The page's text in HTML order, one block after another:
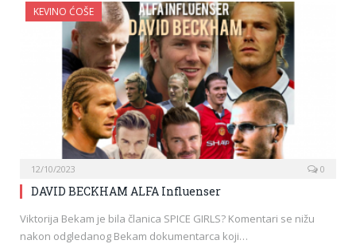
KEVINO ĆOŠE
12/10/2023 0
DAVID BECKHAM ALFA Influenser
Viktorija Bekam je bila članica SPICE GIRLS? Komentari se nižu
nakon odgledanog Bekam dokumentarca koji…